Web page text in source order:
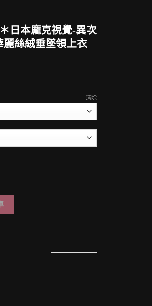
日本龐克視覺-異次
麗絲絨垂墜領上衣
清除
覺-異次元空間の暗黑異能者華麗絲絨垂墜領上